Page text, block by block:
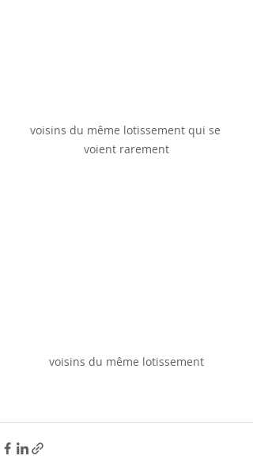
voisins du même lotissement qui se
voient rarement
voisins du même lotissement